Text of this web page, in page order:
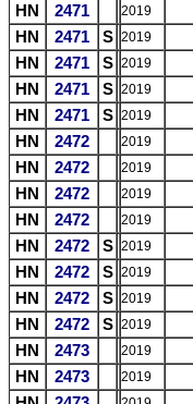
HN 2471 2019
HN 2471 S 2019
HN 2471 S 2019
HN 2471 S 2019
HN 2471 S 2019
HN 2472 2019
HN 2472 2019
HN 2472 2019
HN 2472 2019
HN 2472 S 2019
HN 2472 S 2019
HN 2472 S 2019
HN 2472 S 2019
HN 2473 2019
HN 2473 2019